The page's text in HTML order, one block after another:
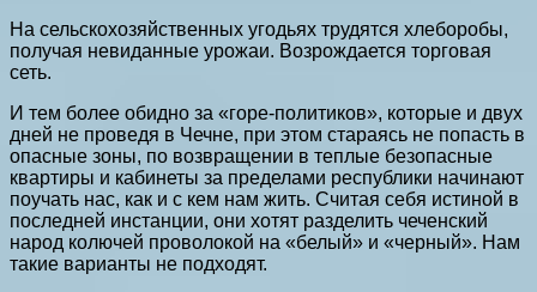
На сельскохозяйственных угодьях трудятся хлеборобы,
получая невиданные урожаи. Возрождается торговая
сеть.
И тем более обидно за «горе-политиков», которые и двух
дней не проведя в Чечне, при этом стараясь не попасть в
опасные зоны, по возвращении в теплые безопасные
квартиры и кабинеты за пределами республики начинают
поучать нас, как и с кем нам жить. Считая себя истиной в
последней инстанции, они хотят разделить чеченский
народ колючей проволокой на «белый» и «черный». Нам
такие варианты не подходят.